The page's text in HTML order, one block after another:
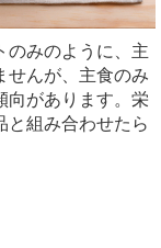
のみのように、主
せんが、主食のみ
向があります。栄
と組み合わせたら